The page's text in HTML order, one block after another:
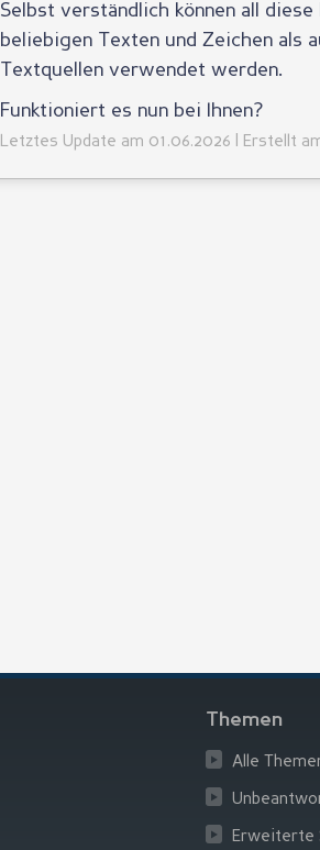
Selbst verständlich können all
beliebigen Texten und Zeichen als
Textquellen verwendet werden.
Funktioniert es nun bei Ihnen?
Letztes Update am 01.06.2026 | Erstellt
Themen
Alle
Erweiterte